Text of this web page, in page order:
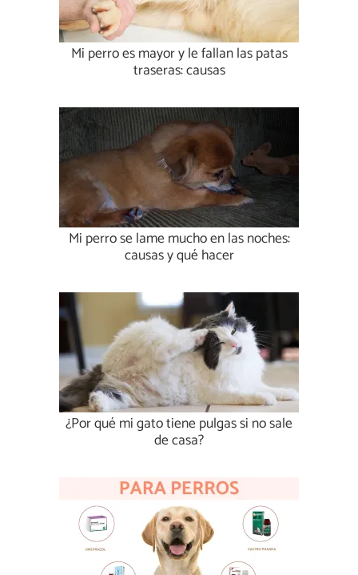
Mi perro es mayor y le fallan las patas
traseras: causas
Mi perro se lame mucho en las noches:
causas y qué hacer
¿Por qué mi gato tiene pulgas si no sale
de casa?